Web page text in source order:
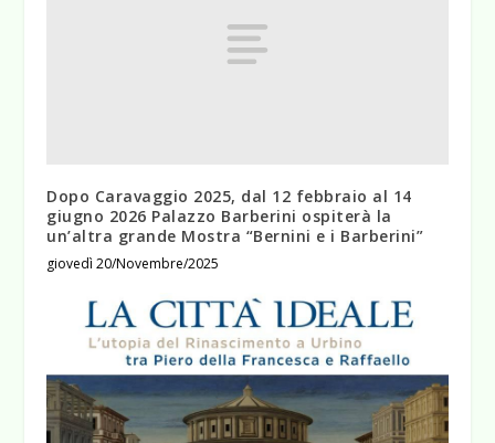
Dopo Caravaggio 2025, dal 12 febbraio al 14
giugno 2026 Palazzo Barberini ospiterà la
un’altra grande Mostra “Bernini e i Barberini”
giovedì 20/Novembre/2025